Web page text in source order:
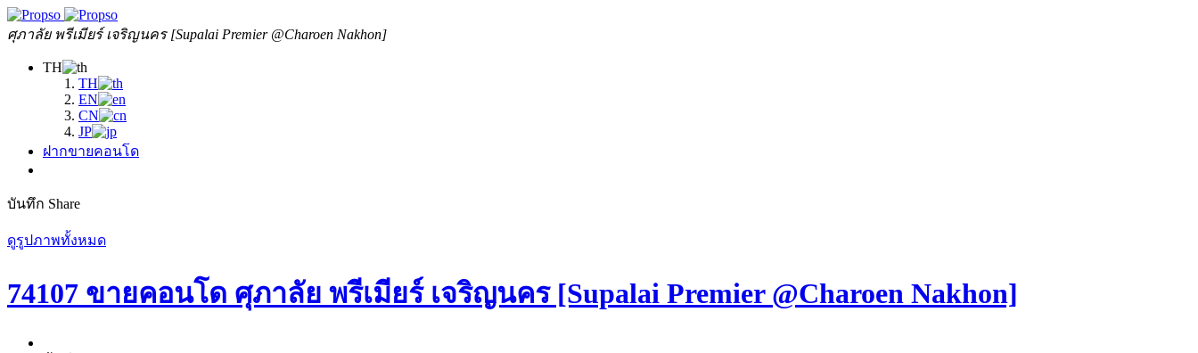
ศุภาลัย พรีเมียร์ เจริญนคร [Supalai Premier @Charoen Nakhon]
TH
TH
EN
CN
JP
ฝากขายคอนโด
บันทึก Share
ดูรูปภาพทั้งหมด
74107 ขายคอนโด ศุภาลัย พรีเมียร์ เจริญนคร [Supalai Premier @Charoen Nakhon]